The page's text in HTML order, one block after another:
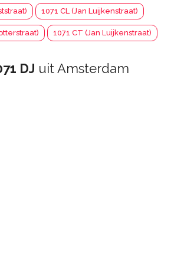
1071 CL (Jan Luijkenstraat)
1071 CT (Jan Luijkenstraat)
DJ uit Amsterdam